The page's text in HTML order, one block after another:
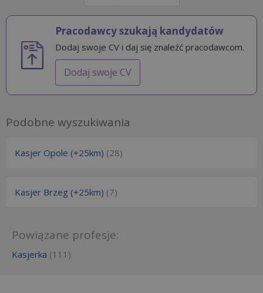
Pracodawcy szukają kandydatów
Dodaj swoje CV i daj się znaleźć pracodawcom.
Dodaj swoje CV
Podobne wyszukiwania
Kasjer Opole (+25km) (28)
Kasjer Brzeg (+25km) (7)
Powiązane profesje:
Kasjerka (111)